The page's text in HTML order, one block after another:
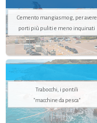
Cemento mangiasmog, per avere
porti più puliti e meno inquinati
Trabocchi, i pontili
"macchine da pesca"